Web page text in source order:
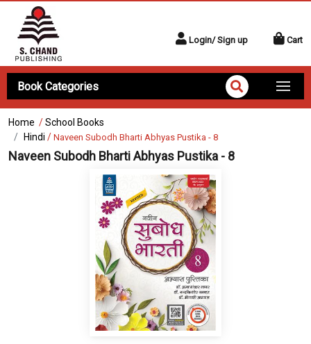
Login/ Sign up Cart
Book Categories
Home /School Books
Hindi / Naveen Subodh Bharti Abhyas Pustika - 8
Naveen Subodh Bharti Abhyas Pustika - 8